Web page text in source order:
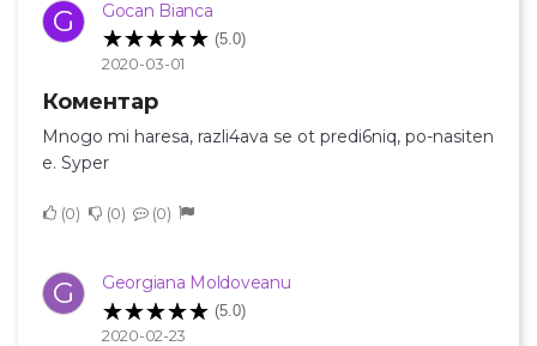
G Gocan Bianca
(5.0)
2020-03-01
Коментар
Mnogo mi haresa, razli4ava se ot predi6niq, po-nasiten
e. Syper
0 0 0
G Georgiana Moldoveanu
(5.0)
2020-02-23
Creeaza o lista de dorinte